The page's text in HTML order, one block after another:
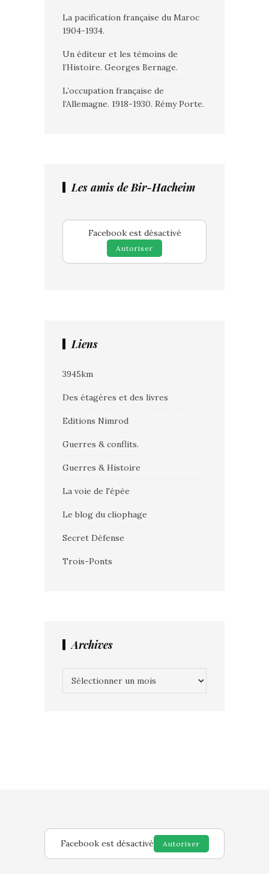
La pacification française du Maroc
1904-1934.
Un éditeur et les témoins de
l’Histoire. Georges Bernage.
L’occupation française de
l’Allemagne. 1918-1930. Rémy Porte.
Les amis de Bir-Hacheim
Facebook est désactivé
Autoriser
Liens
3945km
Des étagères et des livres
Editions Nimrod
Guerres & conflits.
Guerres & Histoire
La voie de l'épée
Le blog du cliophage
Secret Défense
Trois-Ponts
Archives
Facebook est désactivé Autoriser